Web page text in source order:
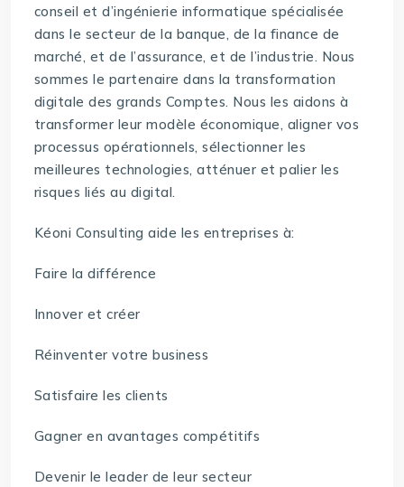
conseil et d’ingénierie informatique spécialisée
dans le secteur de la banque, de la finance de
marché, et de l’assurance, et de l’industrie. Nous
sommes le partenaire dans la transformation
digitale des grands Comptes. Nous les aidons à
transformer leur modèle économique, aligner vos
processus opérationnels, sélectionner les
meilleures technologies, atténuer et palier les
risques liés au digital.
Kéoni Consulting aide les entreprises à:
Faire la différence
Innover et créer
Réinventer votre business
Satisfaire les clients
Gagner en avantages compétitifs
Devenir le leader de leur secteur